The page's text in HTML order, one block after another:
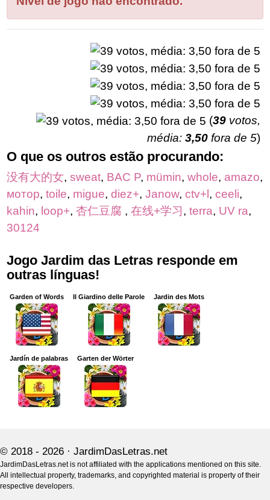
do
quebra-
(39 votos,
média: 3,50 fora de 5)
O que os outros estão procurando:
没有大的女, sweat, BAC P, mümin, whole, amazo,
мотор, toile, migue, diez+, Janow, ctv+l, ceeli,
kahin, loop+, 杏仁豆腐 , 在线+学习, terra, UV ra,
30124
Jogo Jardim das Letras responde em
outras línguas!
Garden of Words Il Giardino delle Parole Jardin des Mots
Jardín de palabras Garten der Wörter
© 2018 - 2026 · JardimDasLetras.net
JardimDasLetras.net is not affiliated with the applications mentioned on this site.
All intellectual property, trademarks, and copyrighted material is property of their
respective developers.